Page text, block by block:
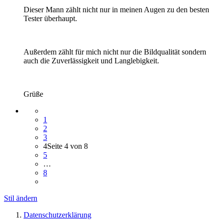
Dieser Mann zählt nicht nur in meinen Augen zu den besten
Tester überhaupt.
Außerdem zählt für mich nicht nur die Bildqualität sondern
auch die Zuverlässigkeit und Langlebigkeit.
Grüße
1
2
3
4Seite 4 von 8
5
…
8
Stil ändern
Datenschutzerklärung